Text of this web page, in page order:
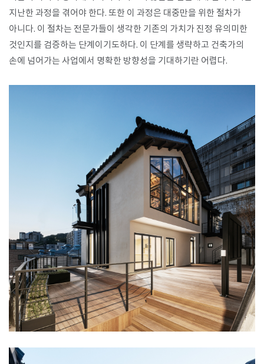
지난한 과정을 겪어야 한다. 또한 이 과정은 대중만을 위한 절차가
아니다. 이 절차는 전문가들이 생각한 기존의 가치가 진정 유의미한
것인지를 검증하는 단계이기도하다. 이 단계를 생략하고 건축가의
손에 넘어가는 사업에서 명확한 방향성을 기대하기란 어렵다.